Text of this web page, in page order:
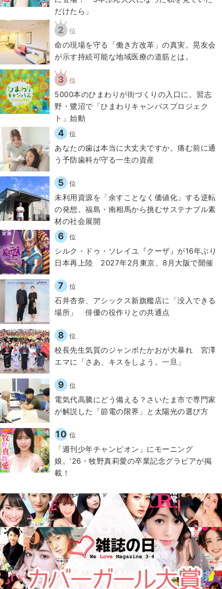
だけたら」
2 位
​命の現場を守る「働き方改革」の真実。晃友会
が示す持続可能な地域医療の道筋とは。
3 位
5000本のひまわりが街づくりの入口に。習志
野・鷺沼で「ひまわりキャンパスプロジェク
ト」始動
4 位
​あなたの歯は本当に大丈夫ですか。痛む前に通
う予防歯科が守る一生の資産
5 位
​​未利用資源を「余すことなく価値化」する逆転
の発想。福島・南相馬から挑むサステナブル素
材の社会展開​
6 位
シルク・ドゥ・ソレイユ『クーザ』が16年ぶり
日本再上陸 2027年2月東京、8月大阪で開催
7 位
石井杏奈、アシックス新旗艦店に「没入できる
場所」 俳優の役作りとの共通点
8 位
校長先生気質のジャンボたかおが大暴れ 宮澤
エマに「さあ、キスをしよう。一旦」
9 位
電気代高騰にどう備える？さいたま市で専門家
が解説した「節電の限界」と太陽光の選び方
10 位
「週刊少年チャンピオン」にモーニング
娘。’26・牧野真莉愛の卒業記念グラビアが掲
載！